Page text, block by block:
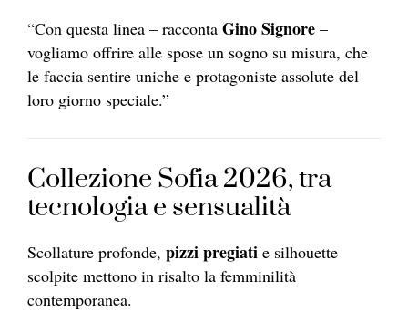
“Con questa linea – racconta Gino Signore –
vogliamo offrire alle spose un sogno su misura, che
le faccia sentire uniche e protagoniste assolute del
loro giorno speciale.”
Collezione Sofia 2026, tra
tecnologia e sensualità
Scollature profonde, pizzi pregiati e silhouette
scolpite mettono in risalto la femminilità
contemporanea.